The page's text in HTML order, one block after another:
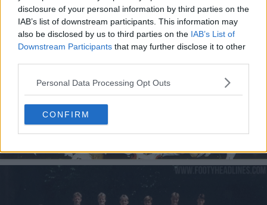
disclosure of your personal information by third parties on the
IAB’s list of downstream participants. This information may
also be disclosed by us to third parties on the IAB’s List of
Downstream Participants that may further disclose it to other
Personal Data Processing Opt Outs
CONFIRM